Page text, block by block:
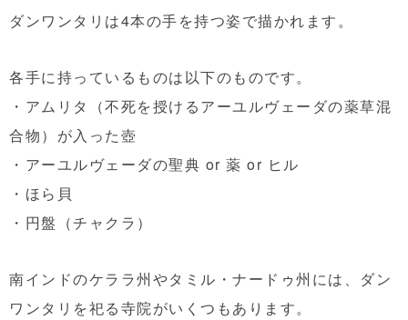
ダンワンタリは4本の手を持つ姿で描かれます。
各手に持っているものは以下のものです。
・アムリタ（不死を授けるアーユルヴェーダの薬草混
合物）が入った壺
・アーユルヴェーダの聖典 or 薬 or ヒル
・ほら貝
・円盤（チャクラ）
南インドのケララ州やタミル・ナードゥ州には、ダン
ワンタリを祀る寺院がいくつもあります。